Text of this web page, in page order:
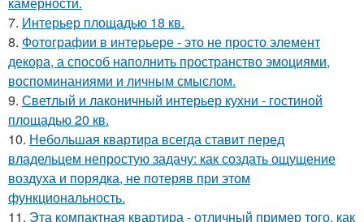
7. Интерьер площадью 18 кв.
8. Фотографии в интерьере - это не просто элемент
декора, а способ наполнить пространство эмоциями,
воспоминаниями и личным смыслом.
9. Светлый и лаконичный интерьер кухни - гостиной
площадью 20 кв.
10. Небольшая квартира всегда ставит перед
владельцем непростую задачу: как создать ощущение
воздуха и порядка, не потеряв при этом
функциональность.
11. Эта компактная квартира - отличный пример того, как